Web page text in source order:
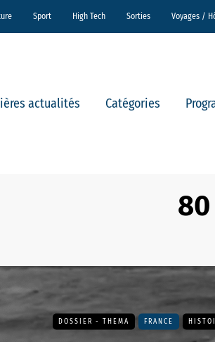
Sport High Tech Sorties Voyages /
actualités Catégories
DOSSIER - THEMA FRANCE